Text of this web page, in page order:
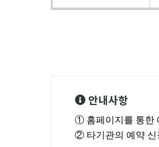
안내사항
① 홈페이지를 통한
② 타기관의 예약 신